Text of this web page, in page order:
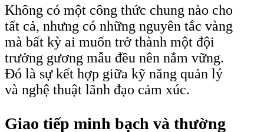
Không có một công thức chung nào cho
tất cả, nhưng có những nguyên tắc vàng
mà bất kỳ ai muốn trở thành một đội
trưởng gương mẫu đều nên nắm vững.
Đó là sự kết hợp giữa kỹ năng quản lý
và nghệ thuật lãnh đạo cảm xúc.
Giao tiếp minh bạch và thường